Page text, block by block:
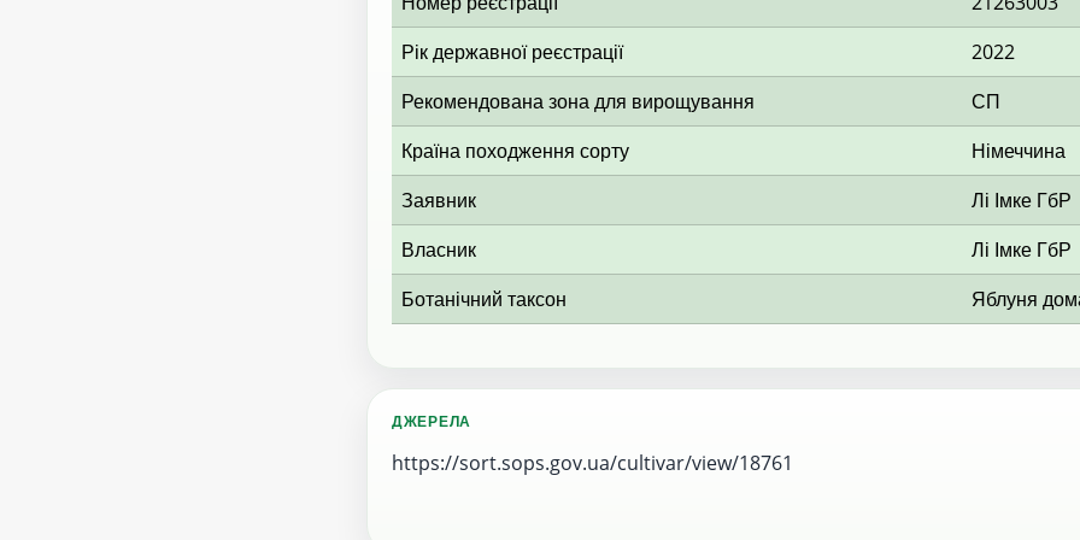
Рік державної реєстрації
2022
Рекомендована зона для вирощування
СП
Країна походження сорту
Німеччина
Заявник
Лі Імке ГбР
Власник
Лі Імке ГбР
Ботанічний таксон
Яблуня
ДЖЕРЕЛА
https://sort.sops.gov.ua/cultivar/view/18761